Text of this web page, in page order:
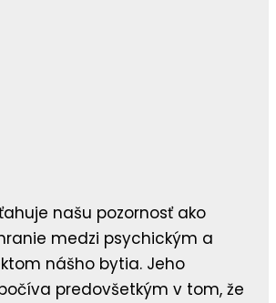
našu pozornosť ako
medzi psychickým a
nášho bytia. Jeho
predovšetkým v tom, že